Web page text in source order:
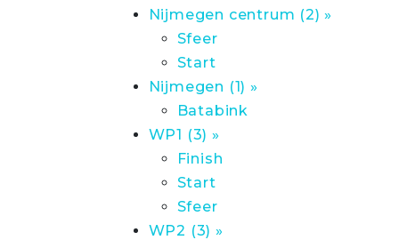
Nijmegen centrum (2) »
Sfeer
Start
Nijmegen (1) »
Batabink
WP1 (3) »
Finish
Start
Sfeer
WP2 (3) »